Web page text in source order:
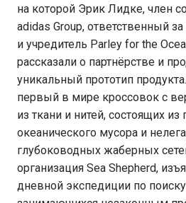
на которой Эрик Лидке, член
adidas Group, ответственный
и учредитель Parley for the
рассказали о партнёрстве и
уникальный прототип
первый в мире кроссовок с
из ткани и нитей, состоящих из
океанического мусора и
глубоководных жаберных
организация Sea Shepherd,
дневной экспедиции по